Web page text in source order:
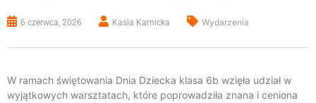
6 czerwca, 2026 Kasia Karnicka Wydarzenia
W ramach świętowania Dnia Dziecka klasa 6b wzięła udział w
wyjątkowych warsztatach, które poprowadziła znana i ceniona